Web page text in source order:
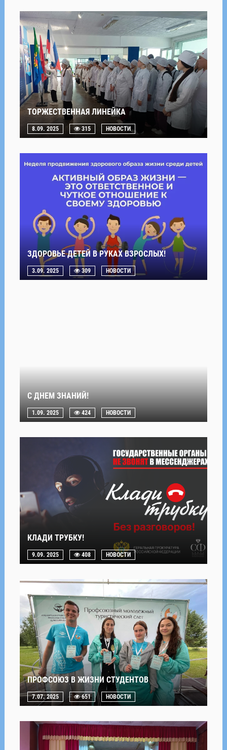
ТОРЖЕСТВЕННАЯ ЛИНЕЙКА
8.09. 2025 315 НОВОСТИ
ЗДОРОВЬЕ ДЕТЕЙ В РУКАХ ВЗРОСЛЫХ!
3.09. 2025 309 НОВОСТИ
С ДНЕМ ЗНАНИЙ!
1.09. 2025 424 НОВОСТИ
КЛАДИ ТРУБКУ!
9.09. 2025 408 НОВОСТИ
ПРОФСОЮЗ В ЖИЗНИ СТУДЕНТОВ
7.07. 2025 651 НОВОСТИ